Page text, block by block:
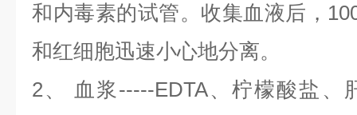
和内毒素的试管。收集血液后，
和红细胞迅速小心地分离。
2、 血浆-----EDTA、柠檬酸盐、